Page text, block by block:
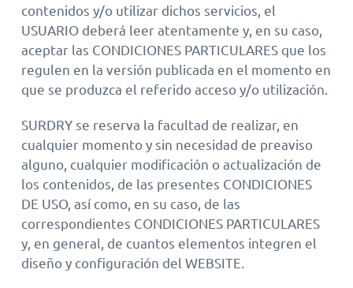
contenidos y/o utilizar dichos servicios, el
USUARIO deberá leer atentamente y, en su caso,
aceptar las CONDICIONES PARTICULARES que los
regulen en la versión publicada en el momento en
que se produzca el referido acceso y/o utilización.
SURDRY se reserva la facultad de realizar, en
cualquier momento y sin necesidad de preaviso
alguno, cualquier modificación o actualización de
los contenidos, de las presentes CONDICIONES
DE USO, así como, en su caso, de las
correspondientes CONDICIONES PARTICULARES
y, en general, de cuantos elementos integren el
diseño y configuración del WEBSITE.